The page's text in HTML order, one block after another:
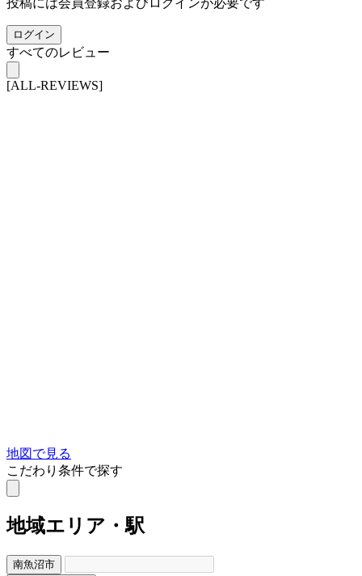
投稿には会員登録およびログインが必要です
ログイン
すべてのレビュー
[ALL-REVIEWS]
地図で見る
こだわり条件で探す
地域エリア・駅
南魚沼市